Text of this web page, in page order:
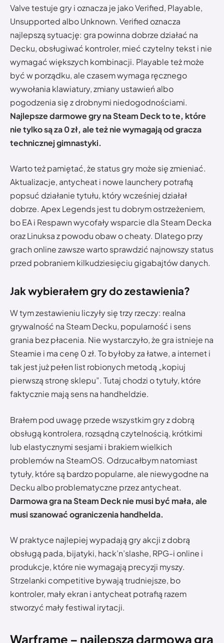
Valve testuje gry i oznacza je jako Verified, Playable,
Unsupported albo Unknown. Verified oznacza
najlepszą sytuację: gra powinna dobrze działać na
Decku, obsługiwać kontroler, mieć czytelny tekst i nie
wymagać większych kombinacji. Playable też może
być w porządku, ale czasem wymaga ręcznego
wywołania klawiatury, zmiany ustawień albo
pogodzenia się z drobnymi niedogodnościami.
Najlepsze darmowe gry na Steam Deck to te, które
nie tylko są za 0 zł, ale też nie wymagają od gracza
technicznej gimnastyki.
Warto też pamiętać, że status gry może się zmieniać.
Aktualizacje, antycheat i nowe launchery potrafią
popsuć działanie tytułu, który wcześniej działał
dobrze. Apex Legends jest tu dobrym ostrzeżeniem,
bo EA i Respawn wycofały wsparcie dla Steam Decka
oraz Linuksa z powodu obaw o cheaty. Dlatego przy
grach online zawsze warto sprawdzić najnowszy status
przed pobraniem kilkudziesięciu gigabajtów danych.
Jak wybierałem gry do zestawienia?
W tym zestawieniu liczyły się trzy rzeczy: realna
grywalność na Steam Decku, popularność i sens
grania bez płacenia. Nie wystarczyło, że gra istnieje na
Steamie i ma cenę 0 zł. To byłoby za łatwe, a internet i
tak jest już pełen list robionych metodą „kopiuj
pierwszą stronę sklepu”. Tutaj chodzi o tytuły, które
faktycznie mają sens na handheldzie.
Brałem pod uwagę przede wszystkim gry z dobrą
obsługą kontrolera, rozsądną czytelnością, krótkimi
lub elastycznymi sesjami i brakiem wielkich
problemów na SteamOS. Odrzucałbym natomiast
tytuły, które są bardzo popularne, ale niewygodne na
Decku albo problematyczne przez antycheat.
Darmowa gra na Steam Deck nie musi być mała, ale
musi szanować ograniczenia handhelda.
W praktyce najlepiej wypadają gry akcji z dobrą
obsługą pada, bijatyki, hack’n’slashe, RPG-i online i
produkcje, które nie wymagają precyzji myszy.
Strzelanki competitive bywają trudniejsze, bo
kontroler, mały ekran i antycheat potrafią razem
stworzyć mały festiwal irytacji.
Warframe – najlepsza darmowa gra